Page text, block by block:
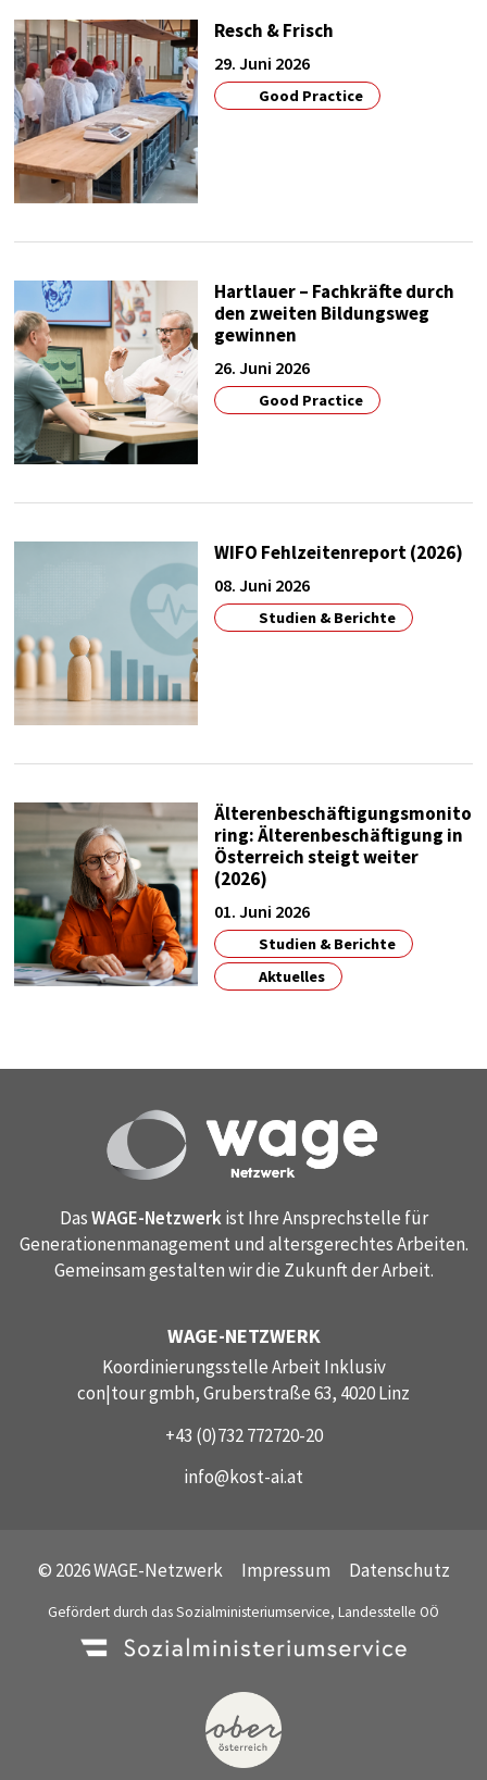
Resch & Frisch
29. Juni 2026
Good Practice
Hartlauer – Fachkräfte durch
den zweiten Bildungsweg
gewinnen
26. Juni 2026
Good Practice
WIFO Fehlzeitenreport (2026)
08. Juni 2026
Studien & Berichte
Älterenbeschäftigungsmonito
ring: Älterenbeschäftigung in
Österreich steigt weiter
(2026)
01. Juni 2026
Studien & Berichte
Aktuelles
DasWAGE-Netzwerkist Ihre Ansprechstelle für
Generationenmanagement und altersgerechtes Arbeiten.
Gemeinsam gestalten wir die Zukunft der Arbeit.
WAGE-NETZWERK
Koordinierungsstelle Arbeit Inklusiv
con|tour gmbh, Gruberstraße 63, 4020 Linz
+43 (0)732 772720-20
info@kost-ai.at
© 2026 WAGE-Netzwerk Impressum Datenschutz
Gefördert durch das Sozialministeriumservice, Landesstelle OÖ
EXTERNE MEDIEN
Notwendig, um Inhalte von externen Medien-
Plattformen anzuzeigen.
Externe Medien
Name:
Anbieter:
Google
Zweck:
google maps
Cookie Laufzeit:
1 year